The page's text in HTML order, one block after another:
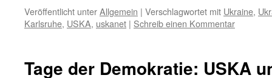
Veröffentlicht unterAllgemein | Verschlagwortet mit Ukraine,
Karlsruhe, USKA, uskanet | Schreib einen Kommentar
Tage der Demokratie: USKA